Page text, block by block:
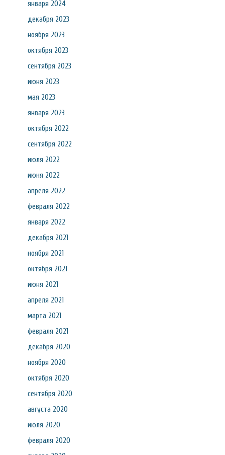
января 2024
декабря 2023
ноября 2023
октября 2023
сентября 2023
июня 2023
мая 2023
января 2023
октября 2022
сентября 2022
июля 2022
июня 2022
апреля 2022
февраля 2022
января 2022
декабря 2021
ноября 2021
октября 2021
июня 2021
апреля 2021
марта 2021
февраля 2021
декабря 2020
ноября 2020
октября 2020
сентября 2020
августа 2020
июля 2020
февраля 2020